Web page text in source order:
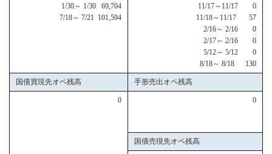
1/30～ 1/30 69,704
7/18～ 7/21 101,594
11/17～11/17 0
11/18～11/17 57
2/16～ 2/16 0
2/17～ 2/16 0
5/12～ 5/12 0
8/18～ 8/18 130
国債買現先オペ残高 手形売出オペ残高
0 0
国債売現先オペ残高